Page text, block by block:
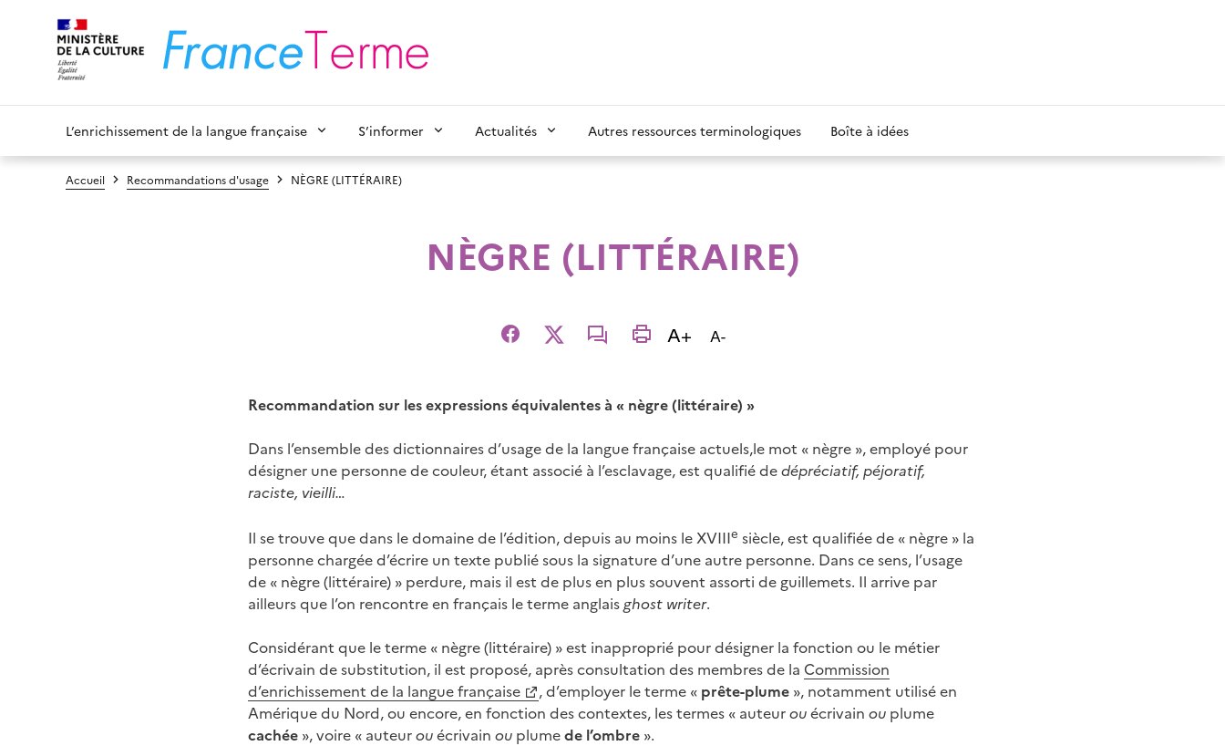
L’enrichissement de la langue française S’informer Actualités Autres ressources terminologiques Boîte à idées
Accueil Recommandations d'usage NÈGRE (LITTÉRAIRE)
NÈGRE (LITTÉRAIRE)
Facebook
X email imprimer
A+ Augmenter la taille de police
A-Diminuer la taille de police
Recommandation sur les expressions équivalentes à « nègre (littéraire) »
Dans l’ensemble des dictionnaires d’usage de la langue française actuels,le mot « nègre », employé pour
désigner une personne de couleur, étant associé à l’esclavage, est qualifié dedépréciatif, péjoratif,
raciste, vieilli…
Il se trouve que dans le domaine de l’édition, depuis au moins le XVIIIe siècle, est qualifiée de « nègre » la
personne chargée d’écrire un texte publié sous la signature d’une autre personne. Dans ce sens, l’usage
de « nègre (littéraire) » perdure, mais il est de plus en plus souvent assorti de guillemets. Il arrive par
ailleurs que l’on rencontre en français le terme anglaisghost writer.
Considérant que le terme « nègre (littéraire) » est inapproprié pour désigner la fonction ou le métier
d’écrivain de substitution, il est proposé, après consultation des membres de la Commission
d’enrichissement de la langue française
, d’employer le terme « prête-plume », notamment utilisé en
Amérique du Nord, ou encore, en fonction des contextes, les termes « auteurouécrivain ou plume
cachée », voire « auteurouécrivain ou plumede l’ombre ».